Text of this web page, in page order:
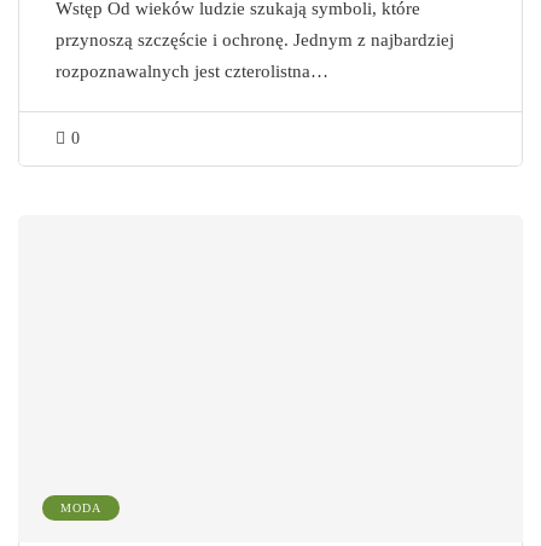
Wstęp Od wieków ludzie szukają symboli, które
przynoszą szczęście i ochronę. Jednym z najbardziej
rozpoznawalnych jest czterolistna…
0
MODA